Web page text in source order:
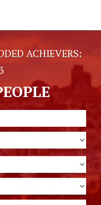
ACHIEVERS: